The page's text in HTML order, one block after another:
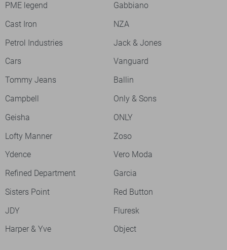
PME legend
Gabbiano
Cast Iron
NZA
Petrol Industries
Jack & Jones
Cars
Vanguard
Tommy Jeans
Ballin
Campbell
Only & Sons
Geisha
ONLY
Lofty Manner
Zoso
Ydence
Vero Moda
Refined Department
Garcia
Sisters Point
Red Button
JDY
Fluresk
Harper & Yve
Object